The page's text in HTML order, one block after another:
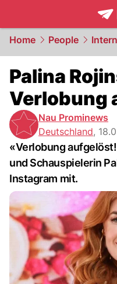
Home People
Palina
Verlobung
Nau Prominews
Deutschland,
«Verlobung
und Schauspielerin
Instagram mit.